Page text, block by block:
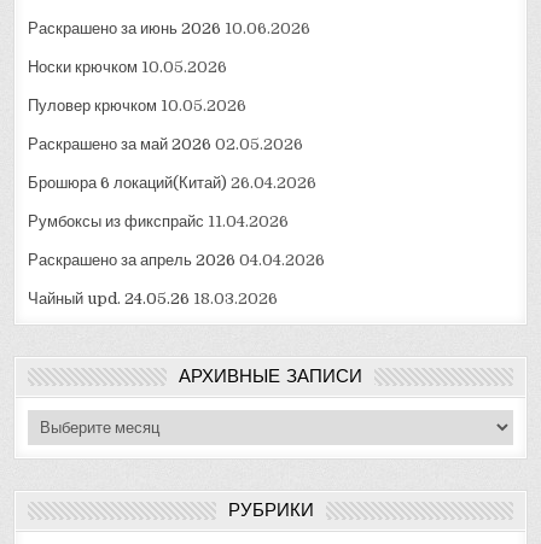
Раскрашено за июнь 2026 10.06.2026
Носки крючком 10.05.2026
Пуловер крючком 10.05.2026
Раскрашено за май 2026 02.05.2026
Брошюра 6 локаций(Китай) 26.04.2026
Румбоксы из фикспрайс 11.04.2026
Раскрашено за апрель 2026 04.04.2026
Чайный upd. 24.05.26 18.03.2026
АРХИВНЫЕ ЗАПИСИ
Архивные
записи
РУБРИКИ